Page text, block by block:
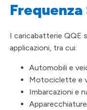
Frequenza
I caricabatterie QQE
applicazioni, tra cui:
Automobili e
Motociclette e
Imbarcazioni e